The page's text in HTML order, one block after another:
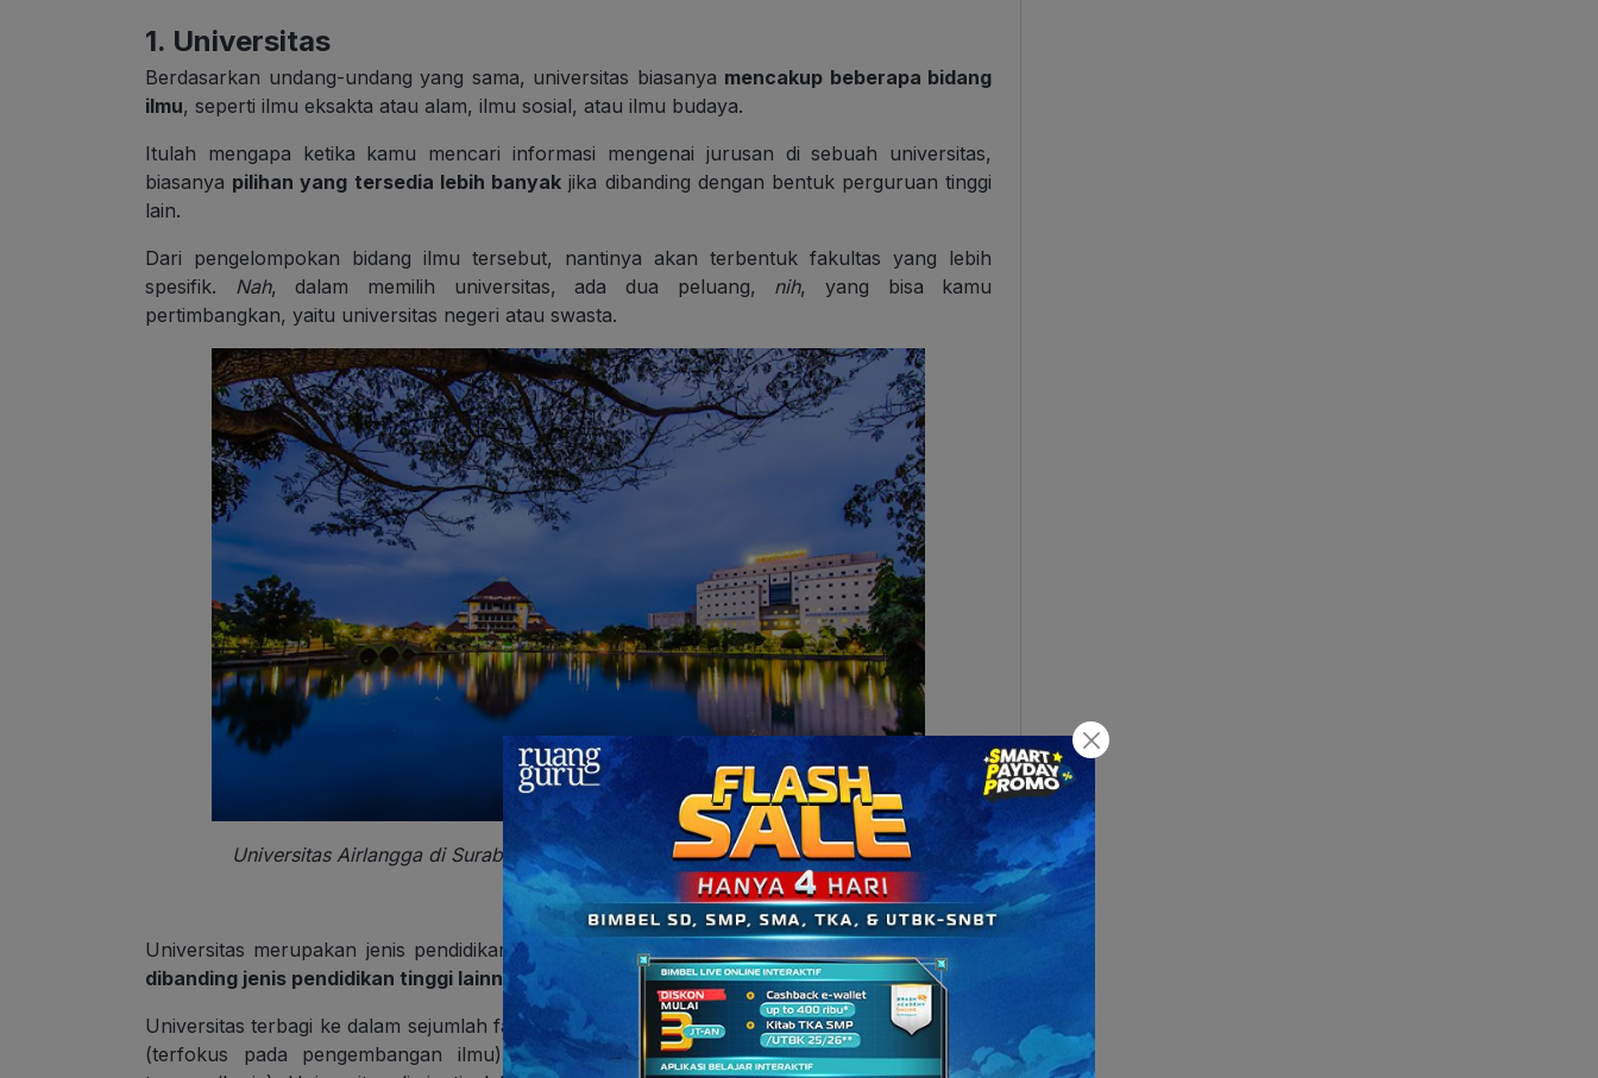
1. Universitas
Berdasarkan undang-undang yang sama, universitas biasanya mencakup beberapa bidang
ilmu, seperti ilmu eksakta atau alam, ilmu sosial, atau ilmu budaya.
Itulah mengapa ketika kamu mencari informasi mengenai jurusan di sebuah universitas,
biasanya pilihan yang tersedia lebih banyak jika dibanding dengan bentuk perguruan tinggi
lain.
Dari pengelompokan bidang ilmu tersebut, nantinya akan terbentuk fakultas yang lebih
spesifik. Nah, dalam memilih universitas, ada dua peluang, nih, yang bisa kamu
pertimbangkan, yaitu universitas negeri atau swasta.
Universitas Airlangga di Surabaya, Jawa Timur (Sumber: news.unair.ac.id/)
Universitas merupakan jenis pendidikan tinggi yang
menyediakan rumpun ilmu paling luas
dibanding jenis pendidikan tinggi lainnya.
Universitas terbagi ke dalam sejumlah fakultas yang menyelenggarakan pendidikan Akademik
(terfokus pada pengembangan ilmu) dan/atau Vokasi (terfokus pada keahlian bidang